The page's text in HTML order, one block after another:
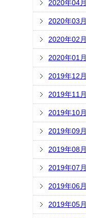
2020年04月
2020年03月
2020年02月
2020年01月
2019年12月
2019年11月
2019年10月
2019年09月
2019年08月
2019年07月
2019年06月
2019年05月